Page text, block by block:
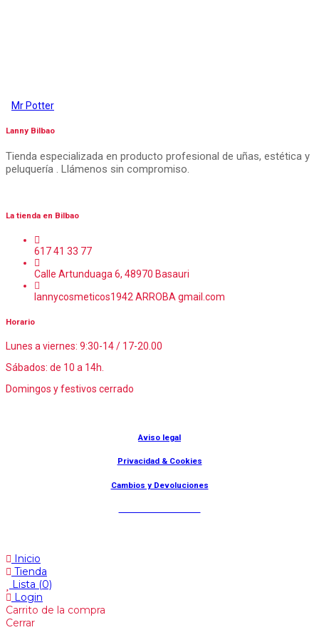
Mr Potter
Lanny Bilbao
Tienda especializada en producto profesional de uñas, estética y
peluquería . Llámenos sin compromiso.
La tienda en Bilbao
617 41 33 77
Calle Artunduaga 6, 48970 Basauri
lannycosmeticos1942 ARROBA gmail.com
Horario
Lunes a viernes: 9:30-14 / 17-20.00
Sábados: de 10 a 14h.
Domingos y festivos cerrado
Aviso legal
Privacidad & Cookies
Cambios y Devoluciones
Inicio
Tienda
Lista (0)
Login
Carrito de la compra
Cerrar